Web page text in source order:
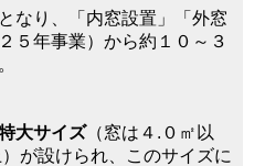
となり、「内窓設置」「外窓
５年事業）から約１０～３
大サイズ（窓は４.０㎡以
が設けられ、このサイズに